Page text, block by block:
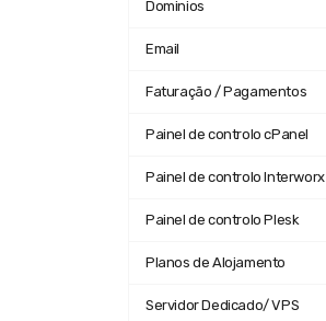
Dominios
Email
Faturação / Pagamentos
Painel de controlo cPanel
Painel de controlo Interworx
Painel de controlo Plesk
Planos de Alojamento
Servidor Dedicado/ VPS